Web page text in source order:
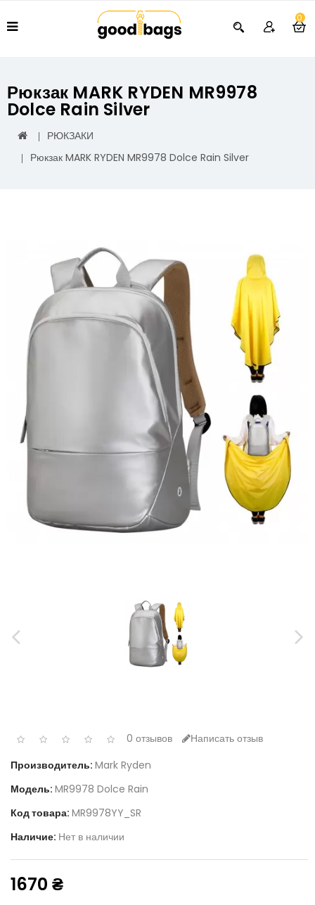
0
Рюкзак MARK RYDEN MR9978
Dolce Rain Silver
РЮКЗАКИ
Рюкзак MARK RYDEN MR9978 Dolce Rain Silver
0 отзывов
Написать отзыв
Производитель: Mark Ryden
Модель: MR9978 Dolce Rain
Код товара: MR9978YY_SR
Наличие: Нет в наличии
1670 ₴